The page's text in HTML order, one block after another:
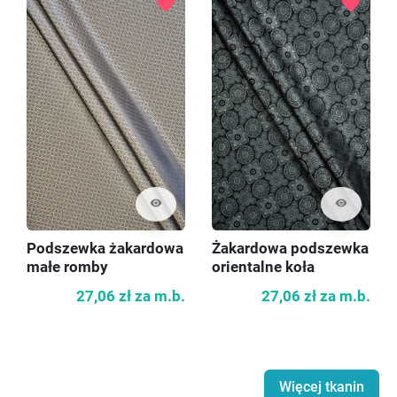
visibility
Podszewka żakardowa
małe romby
27,06 zł za m.b.
visibility
Żakardowa podszewka
orientalne koła
27,06 zł za m.b.
Więcej tkanin